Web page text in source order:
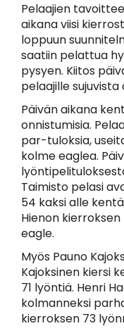
Pelaajien
aikana viisi
loppuun
saatiin pelattua
pysyen. Kiitos
pelaajille
Päivän aikana
onnistumisia.
par-tuloksia,
kolme eaglea.
Taimisto pelasi
54 kaksi alle
Hienon
eagle.
Myös Pauno
Kajoksinen kiersi
71 lyöntiä. Henri
kolmanneksi
kierroksen 73